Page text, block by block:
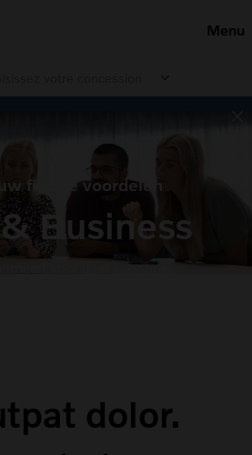
Menu
uw fiscale voordelen
Business
voor u en voor ons
dolor.